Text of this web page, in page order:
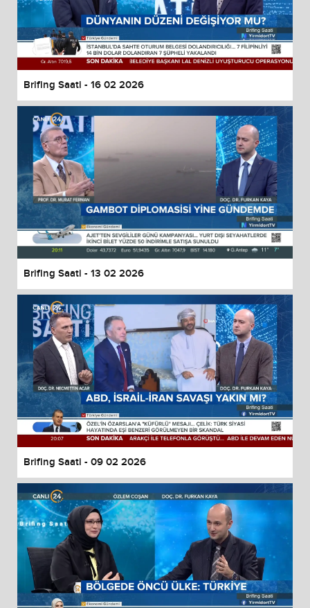
Brifing Saati - 16 02 2026
Brifing Saati - 13 02 2026
Brifing Saati - 09 02 2026